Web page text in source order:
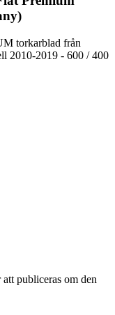
torkarblad från
2010-2019 - 600 / 400
publiceras om den